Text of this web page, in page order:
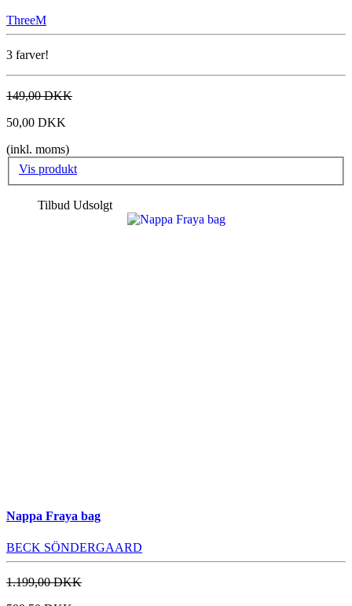
ThreeM
3 farver!
149,00 DKK
50,00 DKK
(inkl. moms)
Vis produkt
Tilbud Udsolgt
Nappa Fraya bag
BECK SÖNDERGAARD
1.199,00 DKK